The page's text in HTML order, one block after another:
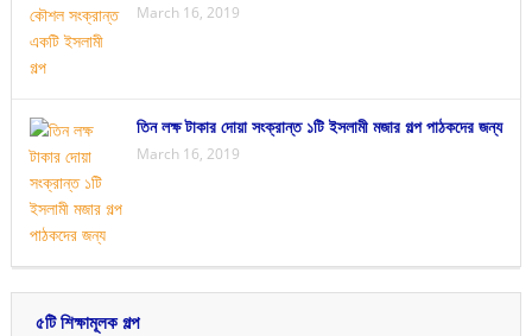
March 16, 2019
তিন লক্ষ টাকার দোয়া সংক্রান্ত ১টি ইসলামী মজার গল্প পাঠকদের জন্য
March 16, 2019
৫টি শিক্ষামূলক গল্প